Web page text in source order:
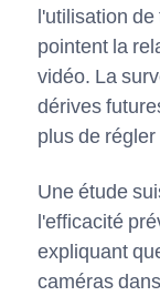
l'utilisation
pointent la
vidéo. La
dérives
plus de
Une étude
l'efficacité
expliquant
caméras